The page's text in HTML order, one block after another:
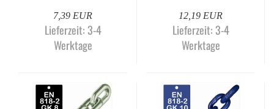
7,39 EUR
Lieferzeit:3-4
Werktage
12,19 EUR
Lieferzeit:3-4
Werktage